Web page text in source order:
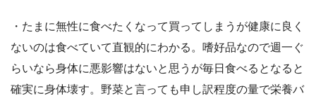
・たまに無性に食べたくなって買ってしまうが健康に良く
ないのは食べていて直観的にわかる。嗜好品なので週一ぐ
らいなら身体に悪影響はないと思うが毎日食べるとなると
確実に身体壊す。野菜と言っても申し訳程度の量で栄養バ